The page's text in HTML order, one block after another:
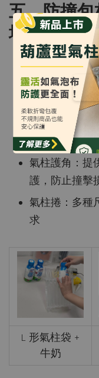
五、防撞
場景
L 形氣柱袋：
品包裝
Q 形氣柱袋：
安全
氣柱護角：提
護，防止撞擊
氣柱捲：多種
求
L 形氣柱袋 +
牛奶